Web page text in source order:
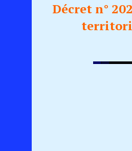
Décret n°